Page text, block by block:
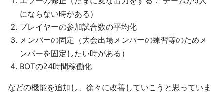
にならない時がある）
プレイヤーの参加試合数の平均化
メンバーの固定（大会出場メンバーの練習等のためメ
ンバーを固定したい時がある）
BOTの24時間稼働化
などの機能を追加し、徐々に改善していこうと思っていま